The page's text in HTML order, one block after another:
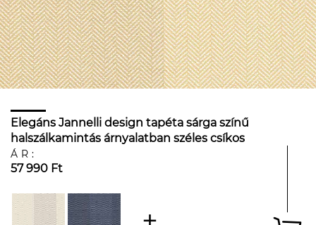
Elegáns Jannelli design tapéta sárga színű
halszálkamintás árnyalatban széles csíkos
mintával
ÁR:
57 990 Ft